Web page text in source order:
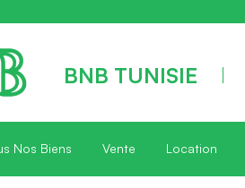
BNB TUNISIE
Nos Biens Vente Location